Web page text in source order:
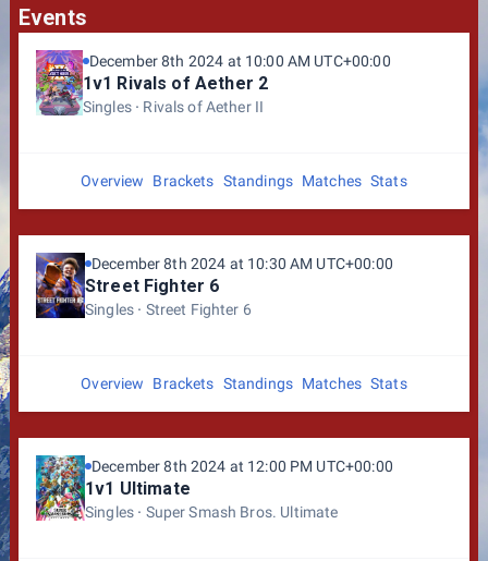
Events
December 8th 2024 at 10:00 AM UTC+00:00
1v1 Rivals of Aether 2
Singles Rivals of Aether II
Overview Brackets Standings Matches Stats
December 8th 2024 at 10:30 AM UTC+00:00
Street Fighter 6
Singles Street Fighter 6
Overview Brackets Standings Matches Stats
December 8th 2024 at 12:00 PM UTC+00:00
1v1 Ultimate
Singles Super Smash Bros. Ultimate